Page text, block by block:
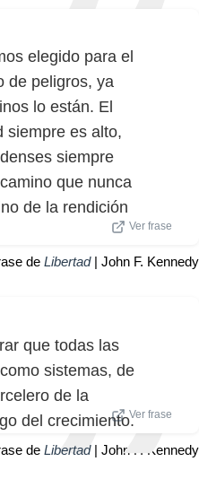
elegido para el
de peligros, ya
lo están. El
siempre es alto,
siempre
que nunca
de la rendición
Ver frase
de Libertad| John F. Kennedy
que todas las
sistemas, de
de la
del crecimiento.Ver frase
de Libertad| John F. Kennedy